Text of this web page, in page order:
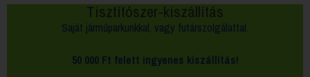
Tisztítószer-kiszállítás
Saját járműparkunkkal, vagy futárszolgálattal.
50 000 Ft felett ingyenes kiszállítás!